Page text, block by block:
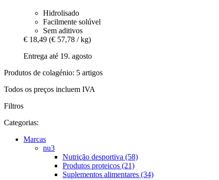
Hidrolisado
Facilmente solúvel
Sem aditivos
€ 18,49 (€ 57,78 / kg)
Entrega até 19. agosto
Produtos de colagénio: 5 artigos
Todos os preços incluem IVA
Filtros
Categorias:
Marcas
nu3
Nutrição desportiva (58)
Produtos proteicos (21)
Suplementos alimentares (34)